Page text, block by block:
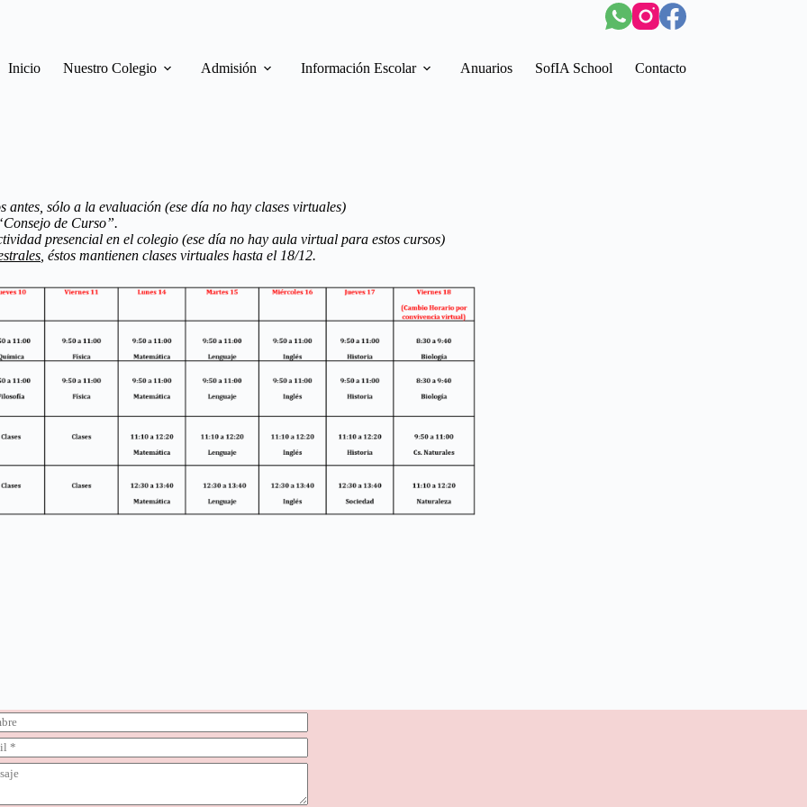
Inicio Nuestro Colegio Admisión Información Escolar Anuarios SofIA School Contacto
sólo a la evaluación (ese día no hay clases virtuales)
de Curso”.
presencial en el colegio (ese día no hay aula virtual para estos cursos)
, éstos mantienen clases virtuales hasta el 18/12.